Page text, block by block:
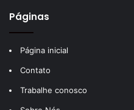
Páginas
Página inicial
Contato
Trabalhe conosco